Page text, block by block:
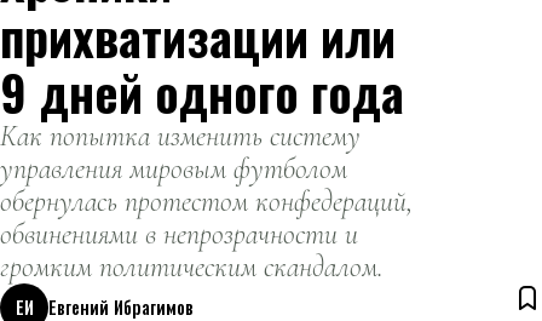
прихватизации или
9 дней одного года
Как попытка изменить систему
управления мировым футболом
обернулась протестом конфедераций,
обвинениями в непрозрачности и
громким политическим скандалом.
ЕИ
Евгений Ибрагимов